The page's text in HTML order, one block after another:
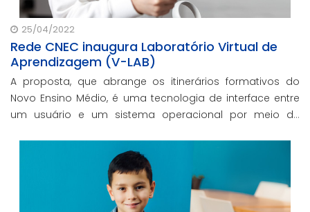
25/04/2022
Rede CNEC inaugura Laboratório Virtual de
Aprendizagem (V-LAB)
A proposta, que abrange os itinerários formativos do
Novo Ensino Médio, é uma tecnologia de interface entre
um usuário e um sistema operacional por meio de